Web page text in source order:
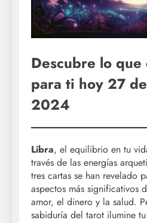
Descubre lo
para ti hoy 27
2024
Libra, el equilibrio en tu
través de las energías
tres cartas se han revelado
aspectos más significativos
amor, el dinero y la salud.
sabiduría del tarot ilumine